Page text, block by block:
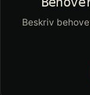
Beskriv